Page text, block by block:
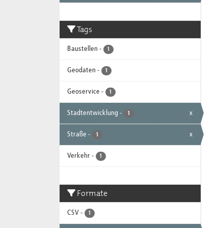
Tags
Baustellen - 1
Geodaten - 1
Geoservice - 1
Stadtentwicklung - 1 x
Straße - 1 x
Verkehr - 1
Formate
CSV - 1